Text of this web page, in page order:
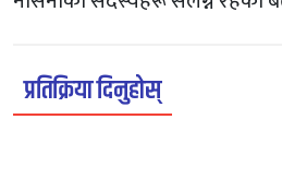
प्रतिक्रिया दिनुहोस्